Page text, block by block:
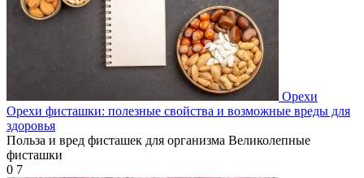
Орехи
Орехи фисташки: полезные свойства и возможные вреды для
здоровья
Польза и вред фисташек для организма Великолепные
фисташки
0 7